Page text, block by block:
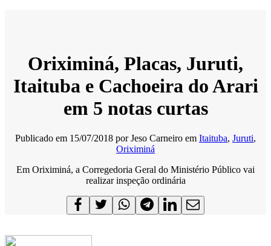
Oriximiná, Placas, Juruti,
Itaituba e Cachoeira do Arari
em 5 notas curtas
Publicado em 15/07/2018 porJeso Carneiro em Itaituba, Juruti,
Oriximiná
Em Oriximiná, a Corregedoria Geral do Ministério Público vai
realizar inspeção ordinária